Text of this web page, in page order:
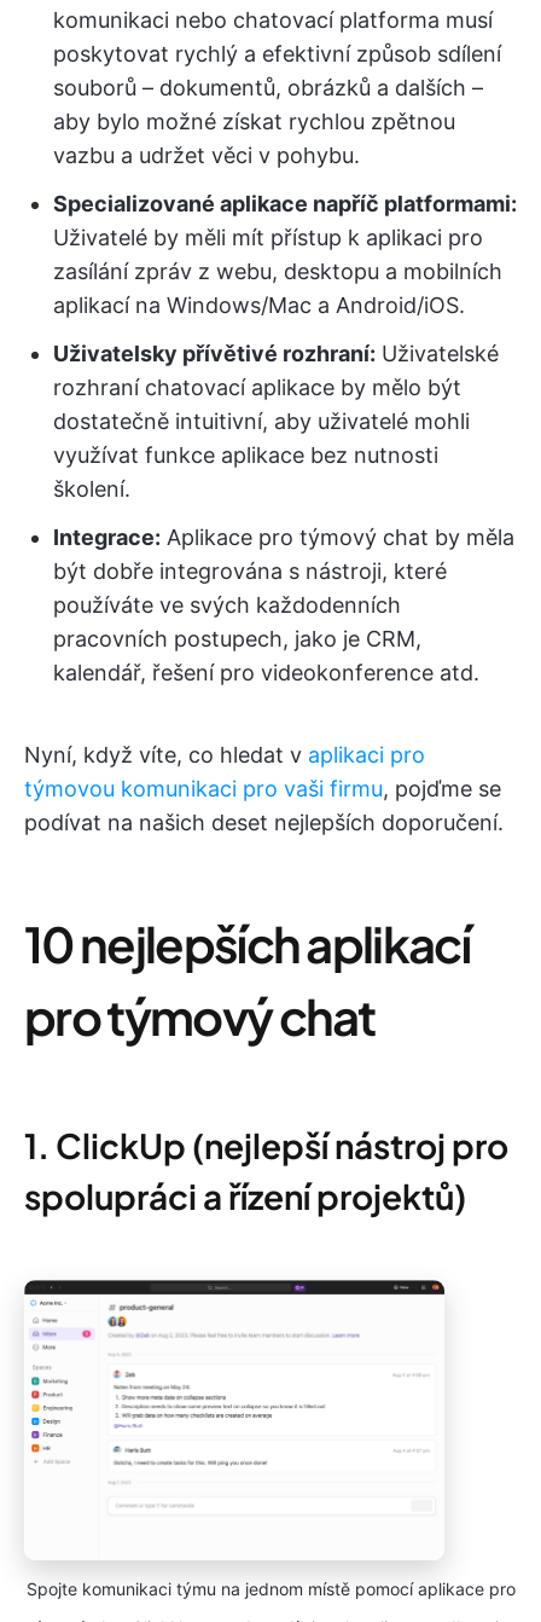
komunikaci nebo chatovací platforma musí
poskytovat rychlý a efektivní způsob sdílení
souborů – dokumentů, obrázků a dalších –
aby bylo možné získat rychlou zpětnou
vazbu a udržet věci v pohybu.
Specializované aplikace napříč platformami:
Uživatelé by měli mít přístup k aplikaci pro
zasílání zpráv z webu, desktopu a mobilních
aplikací na Windows/Mac a Android/iOS.
Uživatelsky přívětivé rozhraní: Uživatelské
rozhraní chatovací aplikace by mělo být
dostatečně intuitivní, aby uživatelé mohli
využívat funkce aplikace bez nutnosti
školení.
Integrace: Aplikace pro týmový chat by měla
být dobře integrována s nástroji, které
používáte ve svých každodenních
pracovních postupech, jako je CRM,
kalendář, řešení pro videokonference atd.
Nyní, když víte, co hledat v aplikaci pro
týmovou komunikaci pro vaši firmu, pojďme se
podívat na našich deset nejlepších doporučení.
10 nejlepších aplikací
pro týmový chat
1. ClickUp (nejlepší nástroj pro
spolupráci a řízení projektů)
Spojte komunikaci týmu na jednom místě pomocí aplikace pro